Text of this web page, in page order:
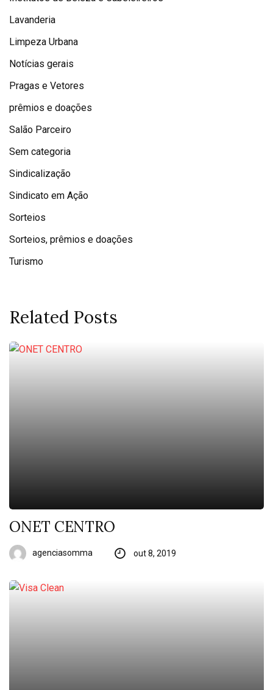
Lavanderia
Limpeza Urbana
Notícias gerais
Pragas e Vetores
prêmios e doações
Salão Parceiro
Sem categoria
Sindicalização
Sindicato em Ação
Sorteios
Sorteios, prêmios e doações
Turismo
Related Posts
ONET CENTRO
agenciasomma out 8, 2019